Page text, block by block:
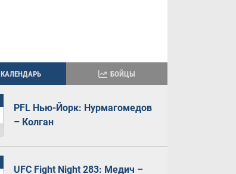
КАЛЕНДАРЬ БОЙЦЫ
PFL Нью-Йорк: Нурмагомедов
– Колган
UFC Fight Night 283: Медич –